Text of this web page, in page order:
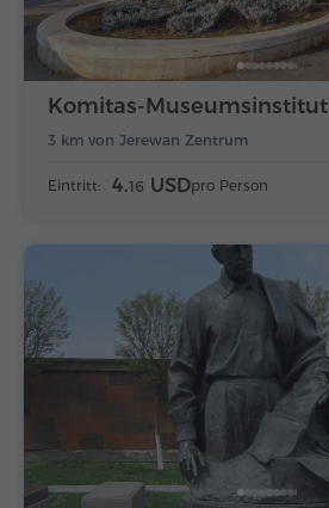
3 km von Jerewan Zentrum
Komitas-Museumsinstitut
Eintritt: 4.16 USDpro Person